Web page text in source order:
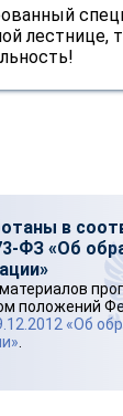
лестнице,
в
ФЗ «Об
положений
«Об